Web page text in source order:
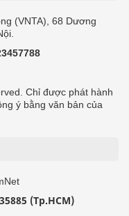
(VNTA), 68 Dương
Chỉ được phát hành
ý bằng văn bản của
(Tp.HCM)